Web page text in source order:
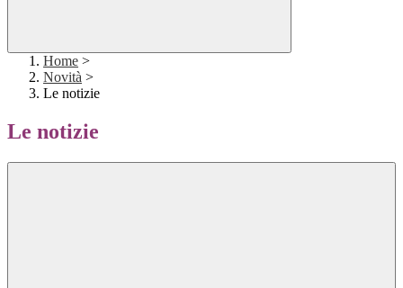
Home >
Novità >
Le notizie
Le notizie